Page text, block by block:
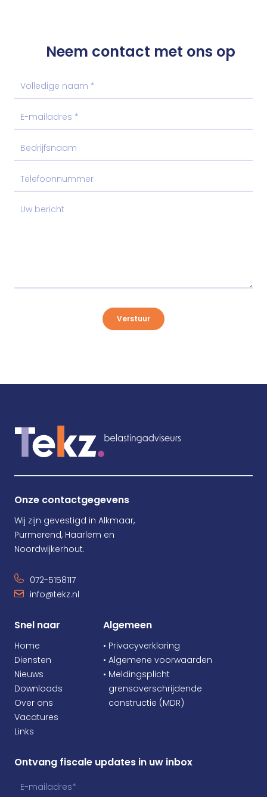
Neem contact met ons op
Verstuur
Onze contactgegevens
Wij zijn gevestigd in Alkmaar,
Purmerend, Haarlem en
Noordwijkerhout.
072-5158117
info@tekz.nl
Snel naar
Home
Diensten
Nieuws
Downloads
Over ons
Vacatures
Links
Algemeen
• Privacyverklaring
• Algemene voorwaarden
• Meldingsplicht
grensoverschrijdende
constructie (MDR)
Ontvang fiscale updates in uw inbox